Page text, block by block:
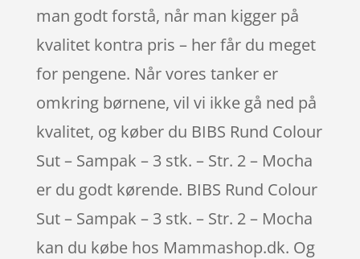
man godt forstå, når man kigger på
kvalitet kontra pris – her får du meget
for pengene. Når vores tanker er
omkring børnene, vil vi ikke gå ned på
kvalitet, og køber du BIBS Rund Colour
Sut – Sampak – 3 stk. – Str. 2 – Mocha
er du godt kørende. BIBS Rund Colour
Sut – Sampak – 3 stk. – Str. 2 – Mocha
kan du købe hos Mammashop.dk. Og